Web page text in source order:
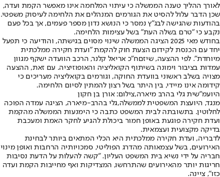
לאורך ההליך טענה הממשלה כי עיתוי המלחמה אינו מאפשר הקמת ועדה,
שכן הדבר עלול להסיט את הגורמים המנהלים את הלחימה לעיסוק משפטי.
בהודעות שהגישה לבג"ץ נמסר כי הנושא נדון מספר פעמים, אך בכל פעם
נקבע כי "טרם בשלה העת" בשל עצימות הלחימה.
בחודש מאי 2025 הציגה הממשלה שינוי מסוים בגישתה, והודיעה כי תפעל
יחד עם הכנסת לקידום הצעת חוק להקמת "ועדת חקירה ממלכתית
מיוחדת". לפי ההצעה, שיזםח"כ אריאל קלנר, הרכב הוועדה ישקף מגוון
עמדות בציבור וימונה בשיתוף הקואליציה והאופוזיציה. עם זאת, ההצעה
מצויה בשלב ראשוני בוועדת החוקה, וגורמים בקואליציה מעריכים כי
קידומה אינו מיידי, בין היתר בשל רצון להמתין לסיום הלחימה.
היועמ"שית גלי בהרב מיארה,צילום: אורן בן חקון
מנגד, היועצת המשפטית לממשלה,גלי בהרב-מיארה, הציגה עמדה הפוכה
לחלוטין. בתשובתה לבית המשפט כתבה כי הימנעות הממשלה מהקמת
ועדת חקירה פוגעת באופן חמור ביכולת להגיע לחקר האמת ומעכבת
בדיקה מקצועית ועצמאית.
לדבריה, ועדת חקירה ממלכתית היא הכלי המתאים ביותר לבחינת
האירועים, בשל עצמאותה מהדרג הפוליטי, סמכויותיה הרחבות ואופן מינוי
חבריה על ידי נשיא בית המשפט העליון. "קשה להעלות על הדעת נסיבות
חריגות יותר מהאירועים שהתרחשו, המצדיקות ואף מחייבות הקמת ועדה
כזו", ציינה.